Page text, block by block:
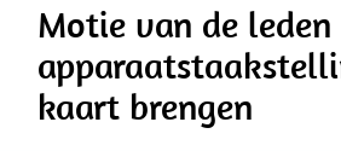
Motie van de
kaart brengen